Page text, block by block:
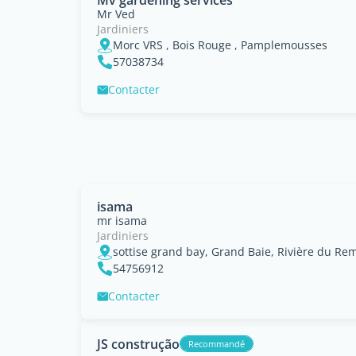
Mr Ved
Jardiniers
Morc VRS , Bois Rouge , Pamplemousses
57038734
Contacter
isama
mr isama
Jardiniers
sottise grand bay, Grand Baie, Rivière du
54756912
Contacter
JS construção Recommandé